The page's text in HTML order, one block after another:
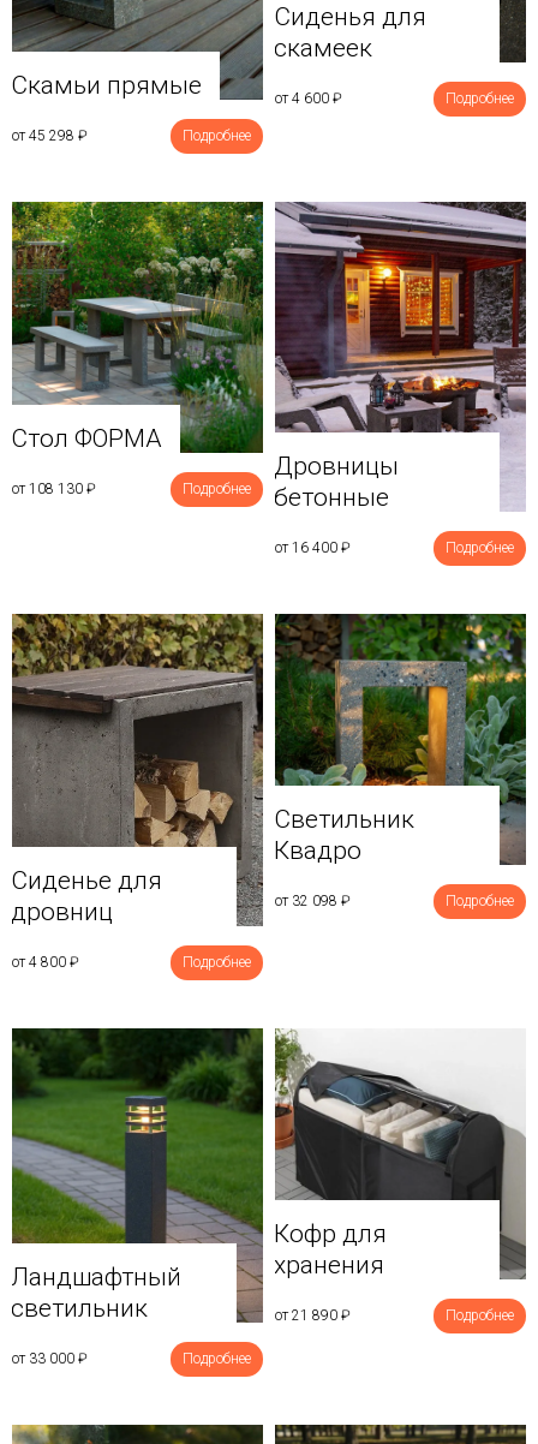
Скамьи прямые
от 45 298 ₽ Подробнее
Сиденья для
скамеек
от 4 600 ₽ Подробнее
Стол ФОРМА
от 108 130 ₽ Подробнее
Дровницы
бетонные
от 16 400 ₽ Подробнее
Сиденье для
дровниц
от 4 800 ₽ Подробнее
Светильник
Квадро
от 32 098 ₽ Подробнее
Ландшафтный
светильник
от 33 000 ₽ Подробнее
Кофр для
хранения
от 21 890 ₽ Подробнее